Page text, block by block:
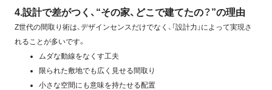
4.設計で差がつく、“その家、どこで建てたの？”の理由
Z世代の間取り術は、デザインセンスだけでなく、「設計力」によって実現さ
れることが多いです。
ムダな動線をなくす工夫
限られた敷地でも広く見せる間取り
小さな空間にも意味を持たせる配置